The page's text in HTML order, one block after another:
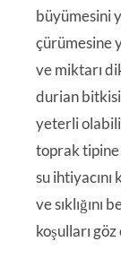
büyümesini
çürümesine
ve miktarı
durian
yeterli
toprak
su
ve
koşulları